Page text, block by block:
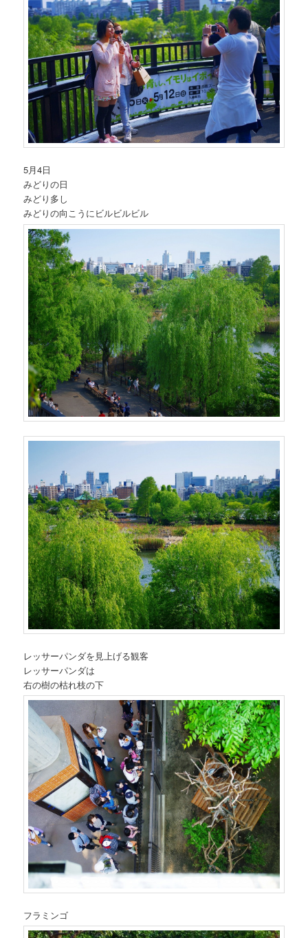
5月4日
みどりの日
みどり多し
みどりの向こうにビルビルビル
レッサーパンダを見上げる観客
レッサーパンダは
右の樹の枯れ枝の下
フラミンゴ